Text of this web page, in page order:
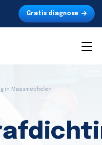
Gratis diagnose
in Maasmechelen